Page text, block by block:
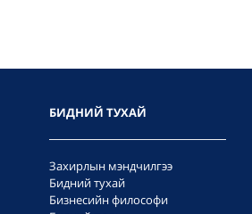
БИДНИЙ ТУХАЙ
Захирлын мэндчилгээ
Бидний тухай
Бизнесийн философи